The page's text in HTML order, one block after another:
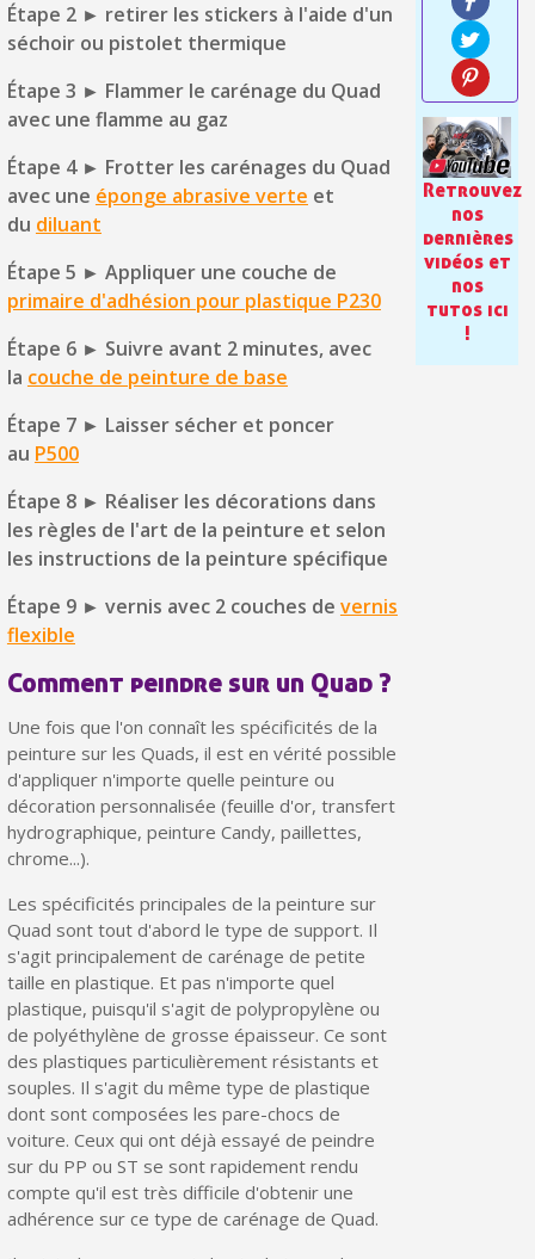
Réduction de 5€ sur la première commande
Paiement en 4x sans frais dès 30€ d'achats
Votre devis en ligne en moins d'1 minute
Partagez vos créations et obtenez des bons d'achat
Livraison sous 24 h en France Métropolitaine
Retour produits sous 14 jours
Réduction de 5€ sur la première commande
10€ de bon d'achat pour chaque parrainage
Inscription à la newsletter : 5€ de réduction
Livraison sous 24 h en France Métropolitaine
Livraison offerte en France métropolitaine pour 250€ d'achats
Paiement en 4x sans frais dès 30€ d'achats
Étape 2 ► retirer les stickers à l'aide d'un
séchoir ou pistolet thermique
Étape 3 ► Flammer le carénage du Quad
avec une flamme au gaz
Étape 4 ► Frotter les carénages du Quad
avec une éponge abrasive verte et
du diluant
Étape 5 ► Appliquer une couche de
primaire d'adhésion pour plastique P230
Étape 6 ► Suivre avant 2 minutes, avec
la couche de peinture de base
Étape 7 ► Laisser sécher et poncer
au P500
Étape 8 ► Réaliser les décorations dans
les règles de l'art de la peinture et selon
les instructions de la peinture spécifique
Étape 9 ► vernis avec 2 couches de vernis
flexible
Comment peindre sur un Quad ?
Une fois que l'on connaît les spécificités de la
peinture sur les Quads, il est en vérité possible
d'appliquer n'importe quelle peinture ou
décoration personnalisée (feuille d'or, transfert
hydrographique, peinture Candy, paillettes,
chrome...).
Les spécificités principales de la peinture sur
Quad sont tout d'abord le type de support. Il
s'agit principalement de carénage de petite
taille en plastique. Et pas n'importe quel
plastique, puisqu'il s'agit de polypropylène ou
de polyéthylène de grosse épaisseur. Ce sont
des plastiques particulièrement résistants et
souples. Il s'agit du même type de plastique
dont sont composées les pare-chocs de
voiture. Ceux qui ont déjà essayé de peindre
sur du PP ou ST se sont rapidement rendu
compte qu'il est très difficile d'obtenir une
adhérence sur ce type de carénage de Quad.
Retrouvez
nos
dernières
vidéos et
nos
tutos ici
!